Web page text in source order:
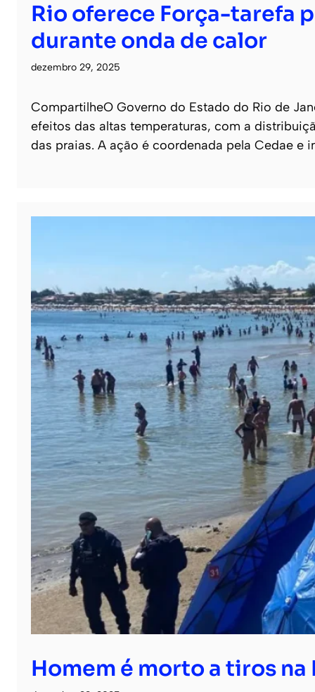
Rio oferece Força-tarefa
durante onda de calor
dezembro 29, 2025
CompartilheO Governo do Estado do Rio de
efeitos das altas temperaturas, com a
das praias. A ação é coordenada pela Cedae
Homem é morto a tiros na